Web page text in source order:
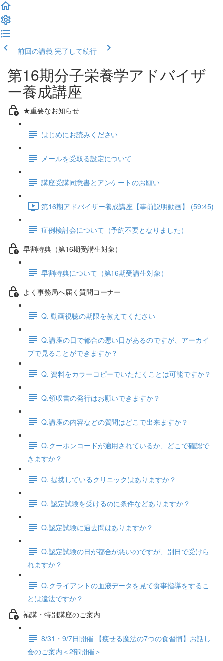
前回の講義 完了して続行
第16期分子栄養学アドバイザ
ー養成講座
★重要なお知らせ
はじめにお読みください
メールを受取る設定について
講座受講同意書とアンケートのお願い
第16期アドバイザー養成講座【事前説明動画】 (59:45)
症例検討会について（予約不要となりました）
早割特典（第16期受講生対象）
早割特典について（第16期受講生対象）
よく事務局へ届く質問コーナー
Q. 動画視聴の期限を教えてください
Q.講座の日で都合の悪い日があるのですが、アーカイ
ブで見ることができますか？
Q. 資料をカラーコピーでいただくことは可能ですか？
Q.領収書の発行はお願いできますか？
Q.講座の内容などの質問はどこで出来ますか？
Q.クーポンコードが適用されているか、どこで確認で
きますか？
Q. 提携しているクリニックはありますか？
Q. 認定試験を受けるのに条件などありますか？
Q.認定試験に過去問はありますか？
Q.認定試験の日が都合が悪いのですが、別日で受けら
れますか？
Q.クライアントの血液データを見て食事指導をするこ
とは違法ですか？
補講・特別講座のご案内
8/31・9/7日開催 【痩せる魔法の7つの食習慣】お話し
会のご案内＜2部開催＞